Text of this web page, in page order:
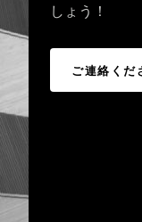
しょう！
ご連絡くだ